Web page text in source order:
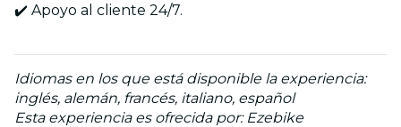
✔️ Apoyo al cliente 24/7.
Idiomas en los que está disponible la experiencia:
inglés, alemán, francés, italiano, español
Esta experiencia es ofrecida por: Ezebike